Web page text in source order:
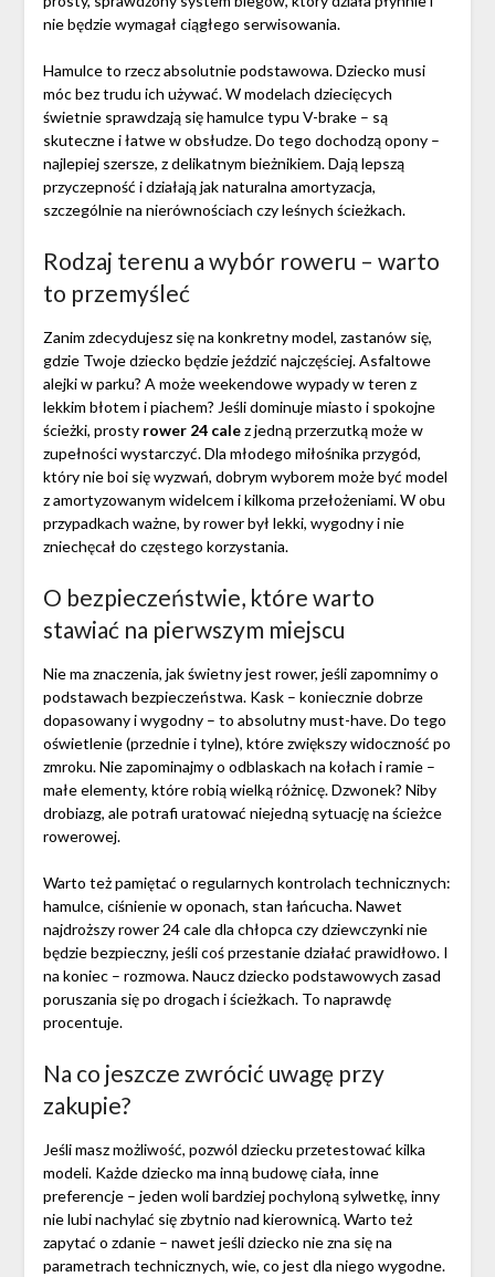
nie będzie wymagał ciągłego serwisowania.
Hamulce to rzecz absolutnie podstawowa. Dziecko musi
móc bez trudu ich używać. W modelach dziecięcych
świetnie sprawdzają się hamulce typu V-brake – są
skuteczne i łatwe w obsłudze. Do tego dochodzą opony –
najlepiej szersze, z delikatnym bieżnikiem. Dają lepszą
przyczepność i działają jak naturalna amortyzacja,
szczególnie na nierównościach czy leśnych ścieżkach.
Rodzaj terenu a wybór roweru – warto
to przemyśleć
Zanim zdecydujesz się na konkretny model, zastanów się,
gdzie Twoje dziecko będzie jeździć najczęściej. Asfaltowe
alejki w parku? A może weekendowe wypady w teren z
lekkim błotem i piachem? Jeśli dominuje miasto i spokojne
ścieżki, prosty rower 24 calez jedną przerzutką może w
zupełności wystarczyć. Dla młodego miłośnika przygód,
który nie boi się wyzwań, dobrym wyborem może być model
z amortyzowanym widelcem i kilkoma przełożeniami. W obu
przypadkach ważne, by rower był lekki, wygodny i nie
zniechęcał do częstego korzystania.
O bezpieczeństwie, które warto
stawiać na pierwszym miejscu
Nie ma znaczenia, jak świetny jest rower, jeśli zapomnimy o
podstawach bezpieczeństwa. Kask – koniecznie dobrze
dopasowany i wygodny – to absolutny must-have. Do tego
oświetlenie (przednie i tylne), które zwiększy widoczność po
zmroku. Nie zapominajmy o odblaskach na kołach i ramie –
małe elementy, które robią wielką różnicę. Dzwonek? Niby
drobiazg, ale potrafi uratować niejedną sytuację na ścieżce
rowerowej.
Warto też pamiętać o regularnych kontrolach technicznych:
hamulce, ciśnienie w oponach, stan łańcucha. Nawet
najdroższy rower 24 cale dla chłopca czy dziewczynki nie
będzie bezpieczny, jeśli coś przestanie działać prawidłowo. I
na koniec – rozmowa. Naucz dziecko podstawowych zasad
poruszania się po drogach i ścieżkach. To naprawdę
procentuje.
Na co jeszcze zwrócić uwagę przy
zakupie?
Jeśli masz możliwość, pozwól dziecku przetestować kilka
modeli. Każde dziecko ma inną budowę ciała, inne
preferencje – jeden woli bardziej pochyloną sylwetkę, inny
nie lubi nachylać się zbytnio nad kierownicą. Warto też
zapytać o zdanie – nawet jeśli dziecko nie zna się na
parametrach technicznych, wie, co jest dla niego wygodne.